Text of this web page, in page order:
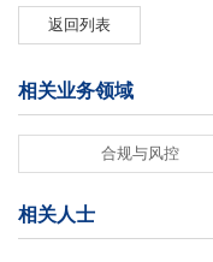
返回列表
相关业务领域
合规与风控
相关人士